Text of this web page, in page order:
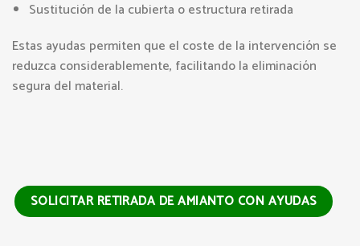
Sustitución de la cubierta o estructura retirada
Estas ayudas permiten que el coste de la intervención se
reduzca considerablemente, facilitando la eliminación
segura del material.
SOLICITAR RETIRADA DE AMIANTO CON AYUDAS